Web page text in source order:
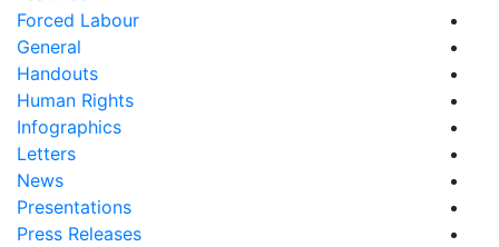
Forced Labour
General
Handouts
Human Rights
Infographics
Letters
News
Presentations
Press Releases